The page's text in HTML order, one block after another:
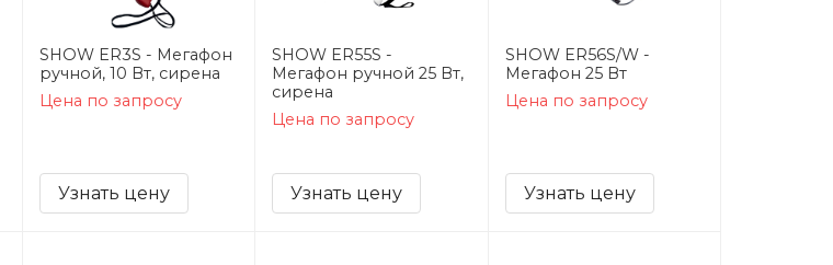
SHOW ER3S - Мегафон
ручной, 10 Вт, сирена
Цена по запросу
Узнать цену
SHOW ER55S -
Мегафон ручной 25 Вт,
сирена
Цена по запросу
Узнать цену
SHOW ER56S/W -
Мегафон 25 Вт
Цена по запросу
Узнать цену